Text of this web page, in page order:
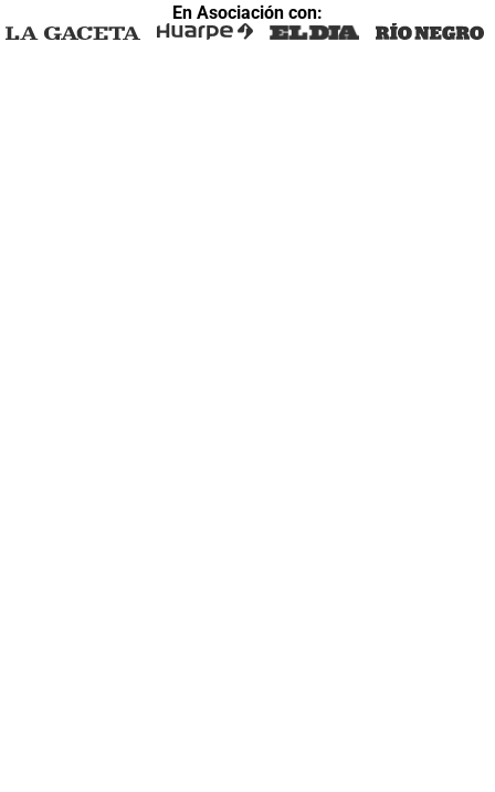
En Asociación con: